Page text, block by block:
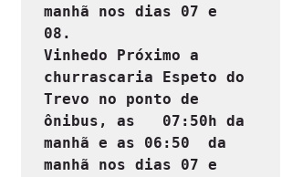
manhã nos dias 07 e
08.
Vinhedo Próximo a
churrascaria Espeto do
Trevo no ponto de
ônibus, as   07:50h da
manhã e as 06:50  da
manhã nos dias 07 e